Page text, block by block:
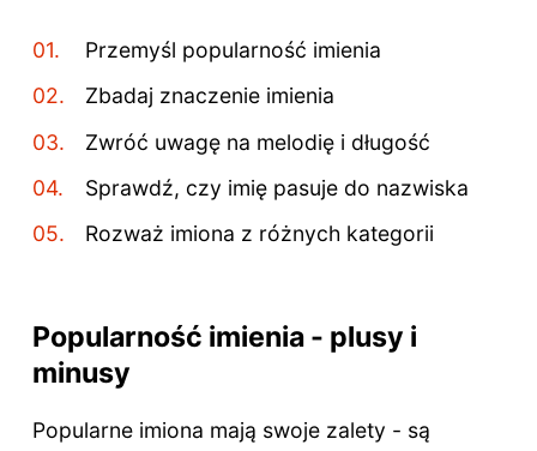
Przemyśl popularność imienia
Zbadaj znaczenie imienia
Zwróć uwagę na melodię i długość
Sprawdź, czy imię pasuje do nazwiska
Rozważ imiona z różnych kategorii
Popularność imienia - plusy i
minusy
Popularne imiona mają swoje zalety - są